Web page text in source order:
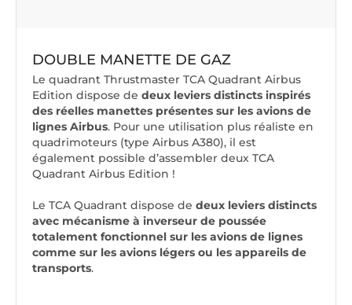
DOUBLE MANETTE DE GAZ
Le quadrant Thrustmaster TCA Quadrant Airbus
Edition dispose de deux leviers distincts inspirés
des réelles manettes présentes sur les avions de
lignes Airbus. Pour une utilisation plus réaliste en
quadrimoteurs (type Airbus A380), il est
également possible d’assembler deux TCA
Quadrant Airbus Edition !
Le TCA Quadrant dispose de deux leviers distincts
avec mécanisme à inverseur de poussée
totalement fonctionnel sur les avions de lignes
comme sur les avions légers ou les appareils de
transports.